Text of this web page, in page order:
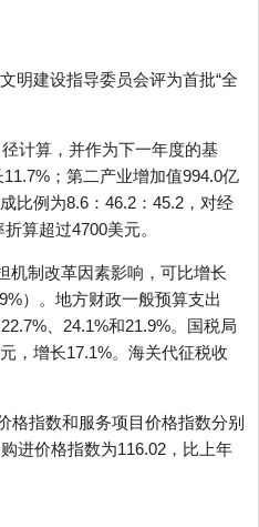
明建设指导委员会评为首批“全
计算，并作为下一年度的基
；第二产业增加值994.0亿
比例为8.6：46.2：45.2，对经
算超过4700美元。
机制改革因素影响，可比增长
）。地方财政一般预算支出
、24.1%和21.9%。国税局
，增长17.1%。海关代征税收
格指数和服务项目价格指数分别
进价格指数为116.02，比上年